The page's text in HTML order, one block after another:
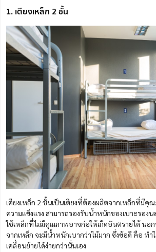
1. เตียงเหล็ก 2 ชั้น
เตียงเหล็ก 2 ชั้นเป็นเตียงที่ต้องผลิตจากเหล็กที่มีคุณ
ความแข็งแรง สามารถรองรับน้ำหนักของเบาะรอง
ใช้เหล็กที่ไม่มีคุณภาพอาจก่อให้เกิดอันตรายได้ นอ
จากเหล็ก จะมีน้ำหนักเบากว่าไม้มาก ซึ่งข้อดี คือ ท
เคลื่อนย้ายได้ง่ายกว่านั่นเอง